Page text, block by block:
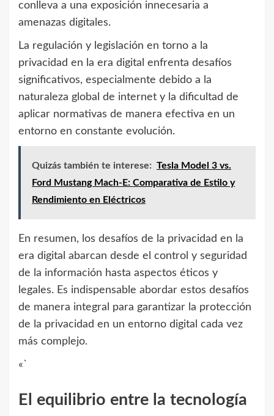
conlleva a una exposición innecesaria a
amenazas digitales.
La regulación y legislación en torno a la
privacidad en la era digital enfrenta desafíos
significativos, especialmente debido a la
naturaleza global de internet y la dificultad de
aplicar normativas de manera efectiva en un
entorno en constante evolución.
Quizás también te interese: Tesla Model 3 vs.
Ford Mustang Mach-E: Comparativa de Estilo y
Rendimiento en Eléctricos
En resumen, los desafíos de la privacidad en la
era digital abarcan desde el control y seguridad
de la información hasta aspectos éticos y
legales. Es indispensable abordar estos desafíos
de manera integral para garantizar la protección
de la privacidad en un entorno digital cada vez
más complejo.
«`
El equilibrio entre la tecnología